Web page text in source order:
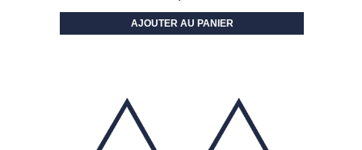
AJOUTER AU PANIER